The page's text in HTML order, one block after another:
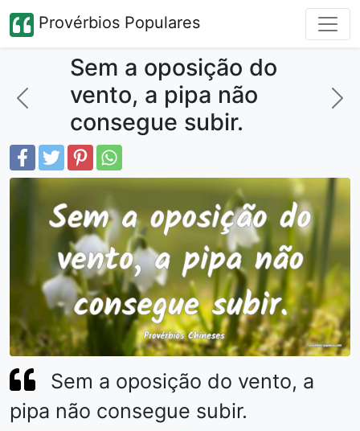
Provérbios Populares
Sem a oposição do
vento, a pipa não
consegue subir.
Sem a oposição do vento, a
pipa não consegue subir.